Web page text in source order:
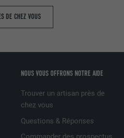
DE CHEZ VOUS
NOUS VOUS OFFRONS NOTRE AIDE
Trouver un artisan près de
chez vous
Questions & Réponses
intégrée.
par le service de réseau social
intégrés.